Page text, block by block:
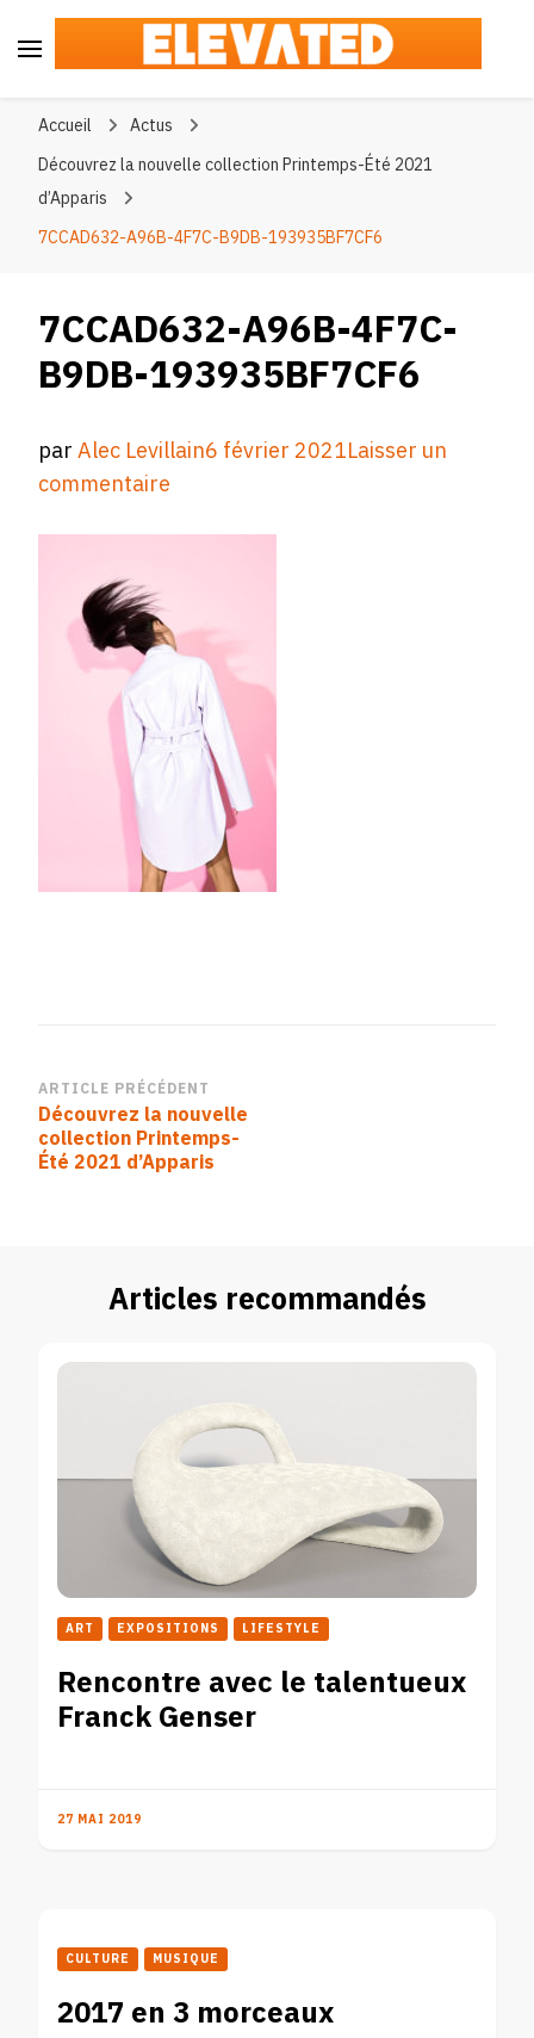
Accueil
Actus
Découvrez la nouvelle collection Printemps-Été 2021
d’Apparis
7CCAD632-A96B-4F7C-B9DB-193935BF7CF6
7CCAD632-A96B-4F7C-
B9DB-193935BF7CF6
parAlec Levillain6 février 2021Laisser un
commentaire
193935BF7CF6
Navigation
d’article
ARTICLE PRÉCÉDENT
Découvrez la nouvelle
collection Printemps-
Été 2021 d’Apparis
Articles recommandés
ART EXPOSITIONS LIFESTYLE
Rencontre avec le talentueux
Franck Genser
27 MAI 2019
CULTURE MUSIQUE
2017 en 3 morceaux